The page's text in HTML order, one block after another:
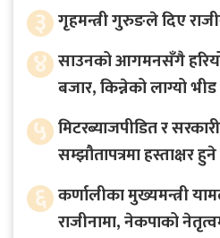
३ गृहमन्त्री गुरुङले दिए
४ साउनको आगमनसँगै
बजार, किन्नेको लाग्यो भीड
५ मिटरब्याजपीडित र
सम्झौतापत्रमा हस्ताक्षर
६ कर्णालीका मुख्यमन्त्री
राजीनामा, नेकपाको